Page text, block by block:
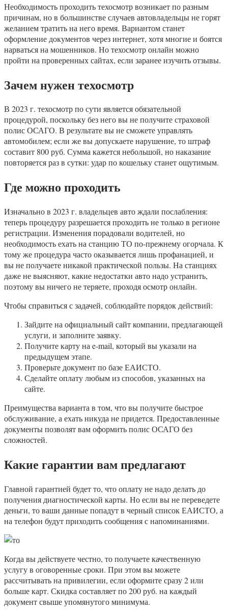
Техосмотр
онлайн:
надо
знать
Необходимость проходить техосмотр возникает по разным
причинам, но в большинстве случаев автовладельцы не горят
желанием тратить на него время. Вариантом станет
оформление документов через интернет, хотя многие и боятся
нарваться на мошенников. Но техосмотр онлайн можно
пройти на проверенных сайтах, если заранее изучить отзывы.
Зачем нужен техосмотр
В 2023 г. техосмотр по сути является обязательной
процедурой, поскольку без него вы не получите страховой
полис ОСАГО. В результате вы не сможете управлять
автомобилем; если же вы допускаете нарушение, то штраф
составит 800 руб. Сумма кажется небольшой, но наказание
повторяется раз в сутки: удар по кошельку станет ощутимым.
Где можно проходить
Изначально в 2023 г. владельцев авто ждали послабления:
теперь процедуру разрешается проходить не только в регионе
регистрации. Изменения порадовали водителей, но
необходимость ехать на станцию ТО по-прежнему огорчала. К
тому же процедура часто оказывается лишь профанацией, и
вы не получаете никакой практической пользы. На станциях
даже не выясняют, какие недостатки авто надо устранить,
поэтому вы ничего не теряете, проходя осмотр онлайн.
Чтобы справиться с задачей, соблюдайте порядок действий:
Зайдите на официальный сайт компании, предлагающей
услуги, и заполните заявку.
Получите карту на e-mail, который вы указали на
предыдущем этапе.
Проверьте документ по базе ЕАИСТО.
Сделайте оплату любым из способов, указанных на
сайте.
Преимущества варианта в том, что вы получите быстрое
обслуживание, а ехать никуда не придется. Предоставленные
документы позволят вам оформить полис ОСАГО без
сложностей.
Какие гарантии вам предлагают
Главной гарантией будет то, что оплату не надо делать до
получения диагностической карты. Но если вы не переведете
деньги, то ваши данные попадут в черный список ЕАИСТО, а
на телефон будут приходить сообщения с напоминаниями.
Когда вы действуете честно, то получаете качественную
услугу в оговоренные сроки. При этом вы можете
рассчитывать на привилегии, если оформите сразу 2 или
больше карт. Скидка составляет по 200 руб. на каждый
документ свыше упомянутого минимума.